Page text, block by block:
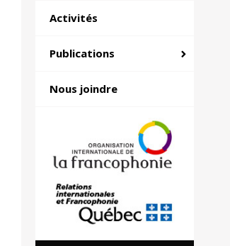
Activités
Publications
Nous joindre